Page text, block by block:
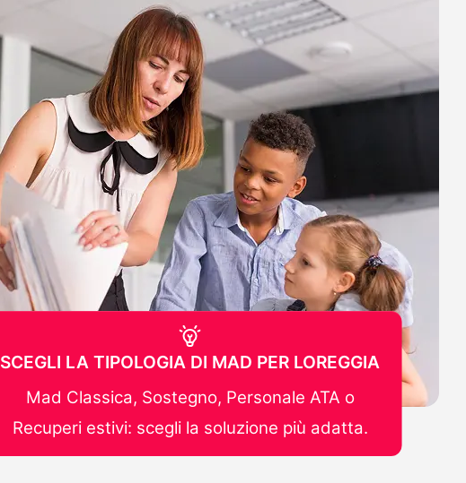
SCEGLI LA TIPOLOGIA DI MAD PER LOREGGIA
Mad Classica, Sostegno, Personale ATA o
Recuperi estivi: scegli la soluzione più adatta.